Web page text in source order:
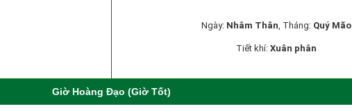
Ngày: Nhâm Thân, Tháng: Quý Mão
Tiết khí: Xuân phân
Giờ Hoàng Đạo (Giờ Tốt)